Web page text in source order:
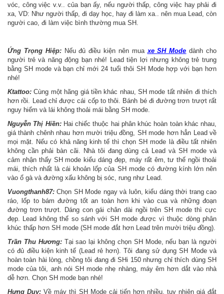
vóc, công việc v.v.. của bạn ấy, nếu người thấp, công việc hay phải đi
xa, VD: Như người thấp, đi dạy học, hay đi làm xa.. nên mua Lead, còn
người cao, đi làm việc bình thường mua SH.
Ứng Trọng Hiệp:Nếu đủ điều kiện nên mua xe SH Mode dành cho
người trẻ và năng động bạn nhé! Lead tiện lợi nhưng không trẻ trung
bằng SH mode và bạn chỉ mới 24 tuổi thôi SH Mode hợp với bạn hơn
nhé!
Ktattoo: Cùng một hãng giá tiền khác nhau, SH mode tất nhiên đi thích
hơn rồi. Lead chỉ được cái cốp to thôi. Bánh bé đi đường trơn trượt rất
nguy hiểm và lái không thoải mái bằng SH mode.
Nguyễn Thị Hiền:Hai chiếc thuộc hai phân khúc hoàn toàn khác nhau,
giá thành chênh nhau hơn mười triệu đồng, SH mode hơn hẳn Lead về
mọi mặt. Nếu có khả năng kinh tế thì chọn SH mode là điều tất nhiên
không cần phải bàn cãi. Nhà tôi đang dùng cả Lead và SH mode và
cảm nhận thấy SH mode kiểu dáng đẹp, máy rất êm, tư thế ngồi thoải
mái, thích nhất là cái khoản lốp của SH mode có đường kính lớn nên
vào ổ gà và đường xấu không bị sóc, rung như Lead.
Vuongthanh87: Chọn SH Mode ngay và luôn, kiểu dáng thời trang cao
ráo, lốp to bám đường tốt an toàn hơn khi vào cua và những đoạn
đường trơn trượt. Dáng con gái chân dài ngồi trên SH mode thì cực
đẹp. Lead không thể so sánh với SH mode được vì thuộc dòng phân
khúc thấp hơn SH mode (SH mode đắt hơn Lead trên mười triệu đồng).
Trần Thu Hương:Tại sao lại không chọn SH Mode, nếu bạn là người
có đủ điều kiện kinh tế (Lead rẻ hơn). Tôi đang sử dụng SH Mode và
hoàn toàn hài lòng, chồng tôi đang đi SHi 150 nhưng chỉ thích dùng SH
mode của tôi, anh nói SH mode nhẹ nhàng, máy êm hơn dắt vào nhà
dễ hơn. Chọn SH mode bạn nhé!
Hưng Duy: Về máy thì SH Mode cải tiến hơn nhiều, tuy nhiên giá đắt